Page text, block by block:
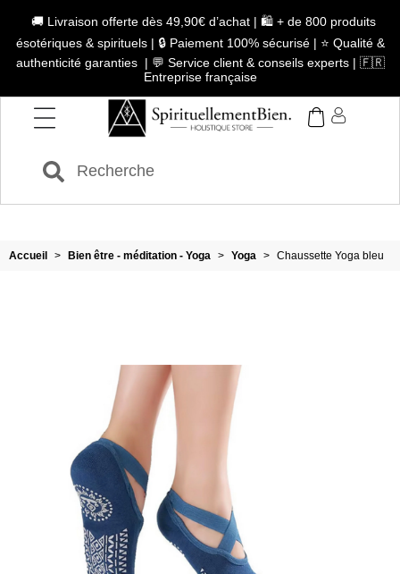
🚚 Livraison offerte dès 49,90€ d’achat | 🛍️ + de 800 produits
ésotériques & spirituels | 🔒 Paiement 100% sécurisé | ⭐ Qualité &
authenticité garanties | 💬 Service client & conseils experts | 🇫🇷
Entreprise française
Accueil > Bien être - méditation - Yoga > Yoga > Chaussette Yoga bleu